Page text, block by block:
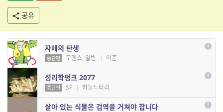
공유
자매의 탄생
중단편 로맨스, 일반 | 이준
성리학펑크 2077
중단편 SF | 하늘느타리
살아 있는 식물은 검역을 거쳐야 합니다